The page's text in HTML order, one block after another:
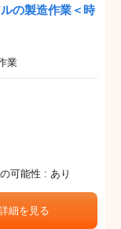
の製造作業＜時
業
可能性 : あり
細を見る